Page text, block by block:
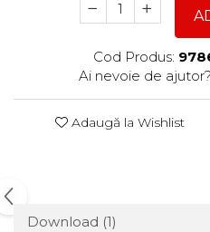
Cod Produs:
Ai nevoie de ajutor?
Adaugă la Wishlist
Download (1)